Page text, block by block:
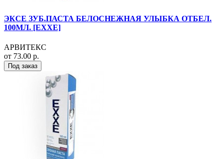
ЭКСЕ ЗУБ.ПАСТА БЕЛОСНЕЖНАЯ УЛЫБКА ОТБЕЛ.
100МЛ. [EXXE]
АРВИТЕКС
от 73.00 р.
Под заказ